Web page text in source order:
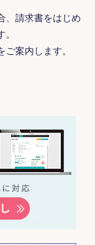
、請求書をはじめ
案内します。